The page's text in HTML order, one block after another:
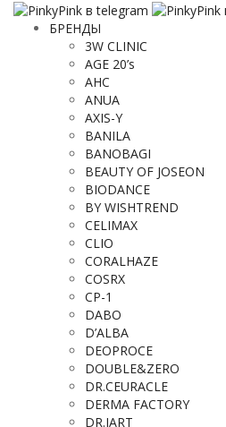
БРЕНДЫ
3W CLINIC
AGE 20’s
AHC
ANUA
AXIS-Y
BANILA
BANOBAGI
BEAUTY OF JOSEON
BIODANCE
BY WISHTREND
CELIMAX
CLIO
CORALHAZE
COSRX
CP-1
DABO
D’ALBA
DEOPROCE
DOUBLE&ZERO
DR.CEURACLE
DERMA FACTORY
DR.JART